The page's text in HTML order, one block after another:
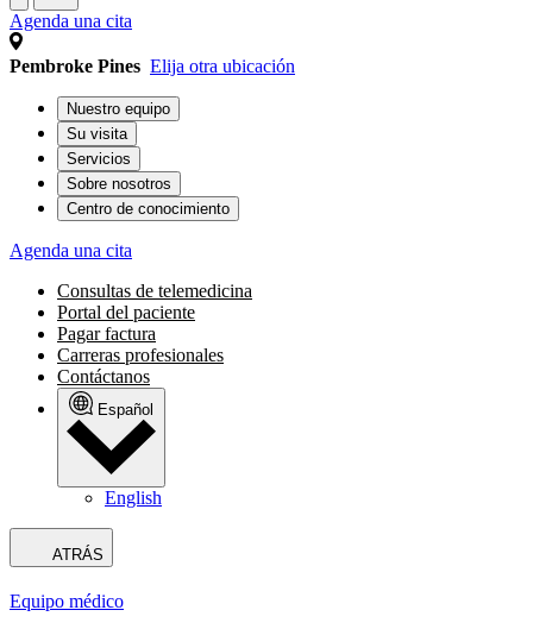
Agenda una cita
Pembroke Pines Elija otra ubicación
Nuestro equipo
Su visita
Servicios
Sobre nosotros
Centro de conocimiento
Agenda una cita
Consultas de telemedicina
Portal del paciente
Pagar factura
Carreras profesionales
Contáctanos
Español
English
ATRÁS
Equipo médico